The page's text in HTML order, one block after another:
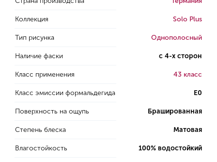
Коллекция Solo Plus
Тип рисунка Однополосный
Наличие фаски с 4-х сторон
Класс применения 43 класс
Класс эмиссии формальдегида E0
Поверхность на ощупь Брашированная
Степень блеска Матовая
Влагостойкость 100% водостойкий